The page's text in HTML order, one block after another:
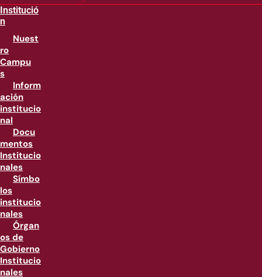
Institució
n
Nuest
ro
Campu
s
Inform
ación
institucio
nal
Docu
mentos
Institucio
nales
Símbo
los
institucio
nales
Órgan
os de
Gobierno
Institucio
nales